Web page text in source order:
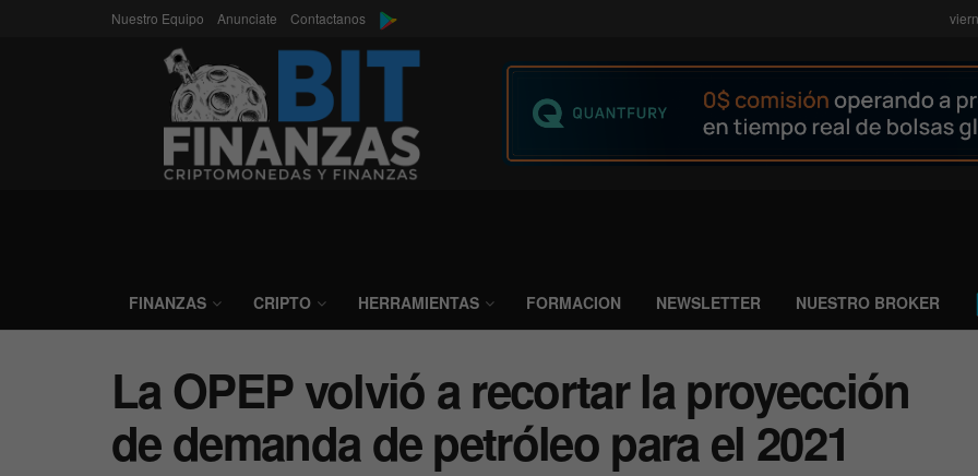
Nuestro Equipo Anunciate Contactanos
FINANZAS CRIPTO HERRAMIENTAS FORMACION NEWSLETTER NUESTRO BROKER
La OPEP volvió a recortar la proyección
de demanda de petróleo para el 2021